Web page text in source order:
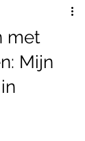
met
Mijn